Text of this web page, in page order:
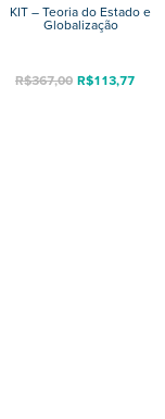
KIT – Teoria do Estado e
Globalização
R$367,00 O
R$113,77